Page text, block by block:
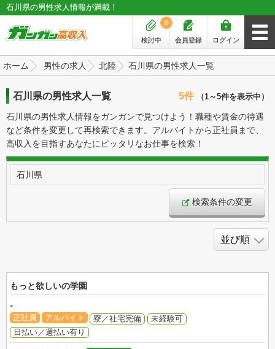
石川県の男性求人情報が満載！
ログイン
会員登録
検討中
0
ホーム 男性の求人 北陸 石川県の男性求人一覧
石川県の男性求人一覧 5件 （1～5件を表示中）
石川県の男性求人情報をガンガンで見つけよう！職種や賃金の待遇
など条件を変更して再検索できます。アルバイトから正社員まで、
高収入を目指すあなたにピッタリなお仕事を検索！
石川県
検索条件の変更
もっと欲しいの学園
-
正社員 アルバイト 寮／社宅完備
未経験可
日払い／週払い有り